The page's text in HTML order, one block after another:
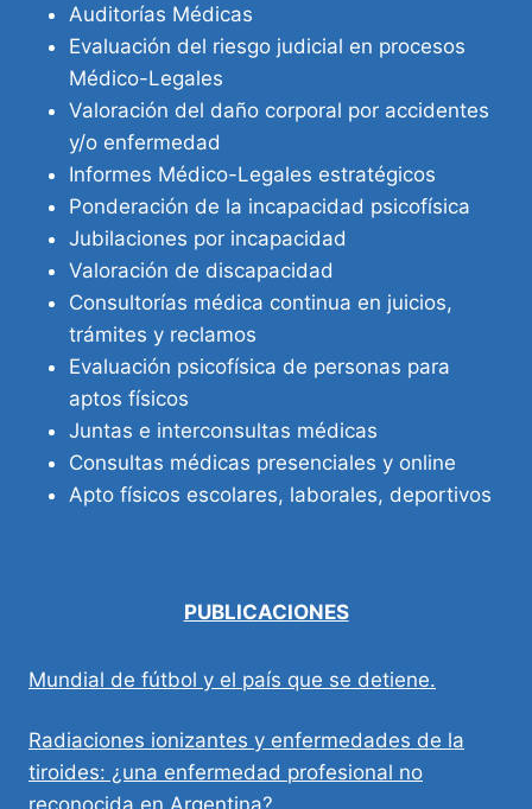
Auditorías Médicas
Evaluación del riesgo judicial en procesos
Médico-Legales
Valoración del daño corporal por accidentes
y/o enfermedad
Informes Médico-Legales estratégicos
Ponderación de la incapacidad psicofísica
Jubilaciones por incapacidad
Valoración de discapacidad
Consultorías médica continua en juicios,
trámites y reclamos
Evaluación psicofísica de personas para
aptos físicos
Juntas e interconsultas médicas
Consultas médicas presenciales y online
Apto físicos escolares, laborales, deportivos
PUBLICACIONES
Mundial de fútbol y el país que se detiene.
Radiaciones ionizantes y enfermedades de la
tiroides: ¿una enfermedad profesional no